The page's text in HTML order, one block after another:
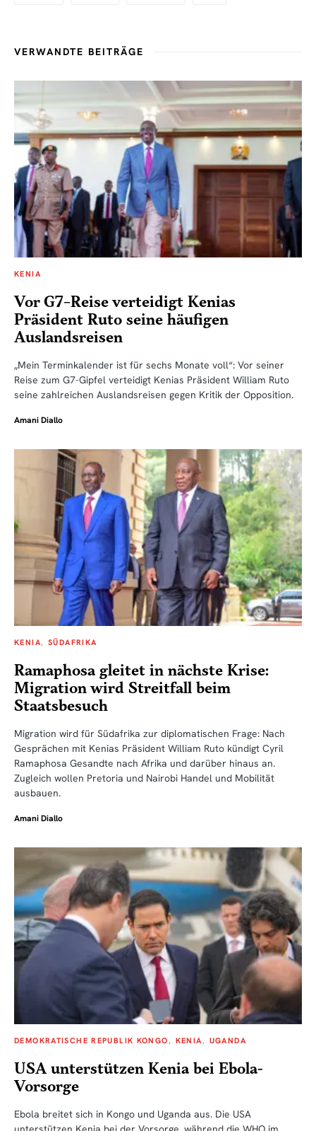
VERWANDTE BEITRÄGE
KENIA
Vor G7-Reise verteidigt Kenias
Präsident Ruto seine häufigen
Auslandsreisen
„Mein Terminkalender ist für sechs Monate voll“: Vor seiner
Reise zum G7-Gipfel verteidigt Kenias Präsident William Ruto
seine zahlreichen Auslandsreisen gegen Kritik der Opposition.
Amani Diallo
KENIA SÜDAFRIKA
Ramaphosa gleitet in nächste Krise:
Migration wird Streitfall beim
Staatsbesuch
Migration wird für Südafrika zur diplomatischen Frage: Nach
Gesprächen mit Kenias Präsident William Ruto kündigt Cyril
Ramaphosa Gesandte nach Afrika und darüber hinaus an.
Zugleich wollen Pretoria und Nairobi Handel und Mobilität
ausbauen.
Amani Diallo
DEMOKRATISCHE REPUBLIK KONGO KENIA UGANDA
USA unterstützen Kenia bei Ebola-
Vorsorge
Ebola breitet sich in Kongo und Uganda aus. Die USA